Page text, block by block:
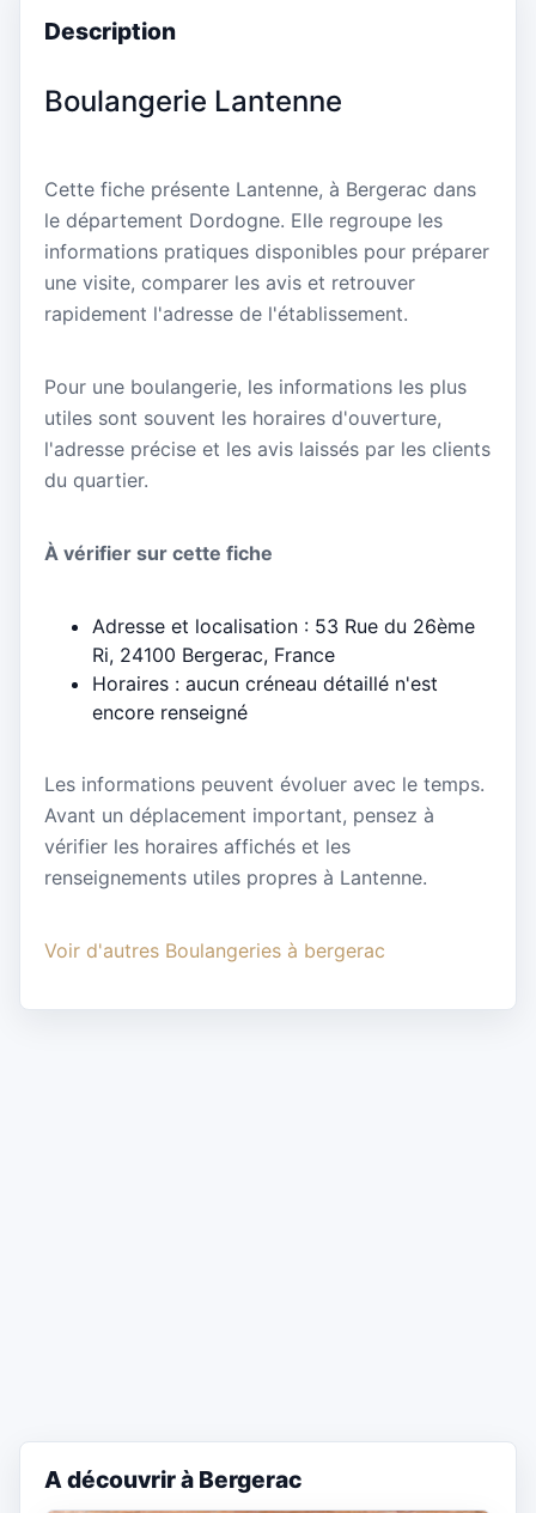
Description
Boulangerie Lantenne
Cette fiche présente Lantenne, à Bergerac dans
le département Dordogne. Elle regroupe les
informations pratiques disponibles pour préparer
une visite, comparer les avis et retrouver
rapidement l'adresse de l'établissement.
Pour une boulangerie, les informations les plus
utiles sont souvent les horaires d'ouverture,
l'adresse précise et les avis laissés par les clients
du quartier.
À vérifier sur cette fiche
Adresse et localisation : 53 Rue du 26ème
Ri, 24100 Bergerac, France
Horaires : aucun créneau détaillé n'est
encore renseigné
Les informations peuvent évoluer avec le temps.
Avant un déplacement important, pensez à
vérifier les horaires affichés et les
renseignements utiles propres à Lantenne.
Voir d'autres Boulangeries à bergerac
A découvrir à Bergerac